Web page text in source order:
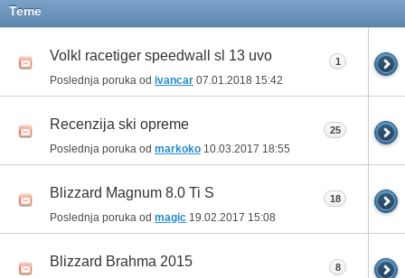
Teme
Volkl racetiger speedwall sl 13 uvo
Poslednja poruka od ivancar 07.01.2018 15:42
1
Recenzija ski opreme
Poslednja poruka od markoko 10.03.2017 18:55
25
Blizzard Magnum 8.0 Ti S
Poslednja poruka od magic 19.02.2017 15:08
18
Blizzard Brahma 2015 8